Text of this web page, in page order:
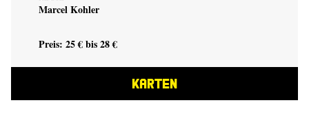
Marcel Kohler
Preis: 25 € bis 28 €
KARTEN